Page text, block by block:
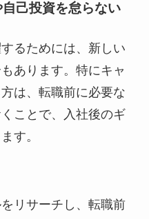
己投資を怠らない
るためには、新しい
あります。特にキャ
は、転職前に必要な
ことで、入社後のギ
す。
リサーチし、転職前